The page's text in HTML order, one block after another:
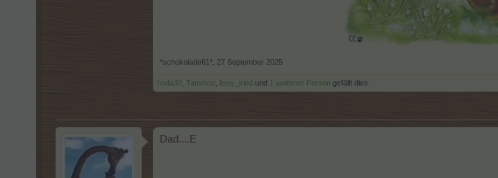
*schokolade61* 27 September 2025
hoda30 Tammoo lissy_kind und 1 weiteren Person gefällt dies.
Dad....E